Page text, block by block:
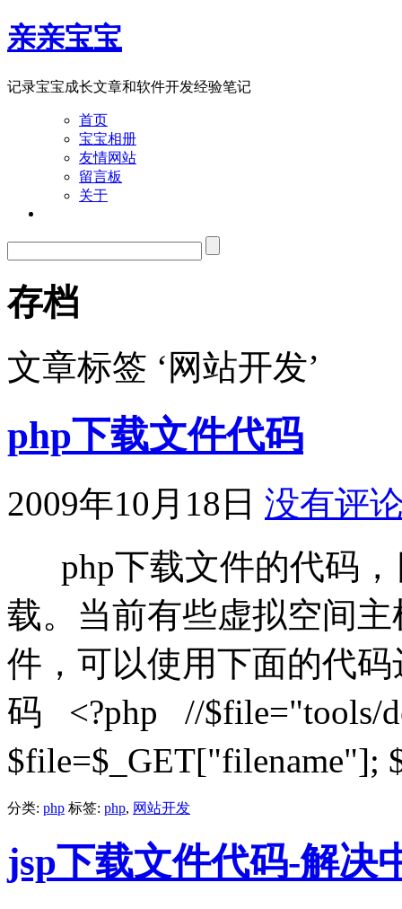
亲亲宝宝
记录宝宝成长文章和软件开发经验笔记
首页
宝宝相册
友情网站
留言板
关于
存档
文章标签 ‘网站开发’
php下载文件代码
2009年10月18日 没有评
php下载文件的代码，
载。当前有些虚拟空间
件，可以使用下面的代
码 <?php //$file="tools/
$file=$_GET["filename"];
分类: php 标签: php, 网站开发
jsp下载文件代码-解决